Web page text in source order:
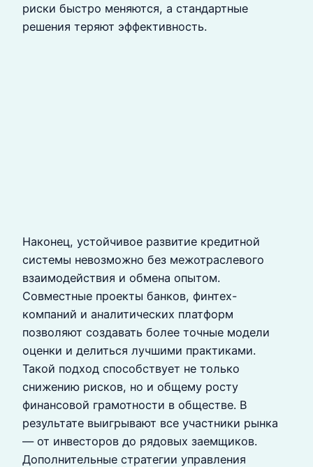
риски быстро меняются, а стандартные
решения теряют эффективность.
Наконец, устойчивое развитие кредитной
системы невозможно без межотраслевого
взаимодействия и обмена опытом.
Совместные проекты банков, финтех-
компаний и аналитических платформ
позволяют создавать более точные модели
оценки и делиться лучшими практиками.
Такой подход способствует не только
снижению рисков, но и общему росту
финансовой грамотности в обществе. В
результате выигрывают все участники рынка
— от инвесторов до рядовых заемщиков.
Дополнительные стратегии управления